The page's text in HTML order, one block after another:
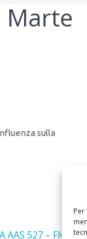
Marte
sulla
AAS 527 – Flyby